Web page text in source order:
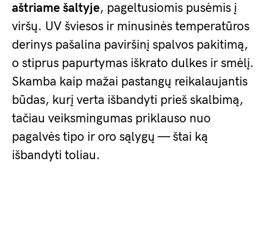
aštriame šaltyje, pageltusiomis pusėmis į
viršų. UV šviesos ir minusinės temperatūros
derinys pašalina paviršinį spalvos pakitimą,
o stiprus papurtymas iškrato dulkes ir smėlį.
Skamba kaip mažai pastangų reikalaujantis
būdas, kurį verta išbandyti prieš skalbimą,
tačiau veiksmingumas priklauso nuo
pagalvės tipo ir oro sąlygų — štai ką
išbandyti toliau.